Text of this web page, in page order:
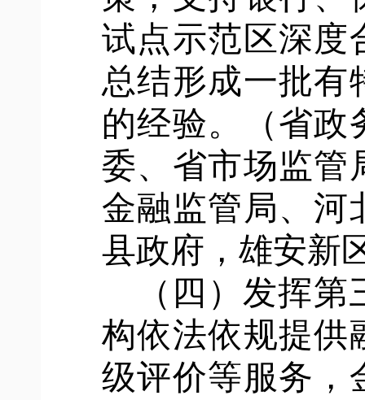
试点示范区深度
总结形成一批有
的经验。（省政
委、省市场监管
金融监管局、河
县政府，雄安新
（四）发挥
构依法依规提供
级评价等服务，